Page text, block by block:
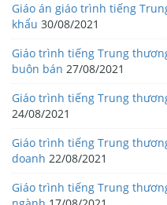
Giáo án giáo trình tiếng
khẩu 30/08/2021
Giáo trình tiếng Trung
buôn bán 27/08/2021
Giáo trình tiếng Trung
24/08/2021
Giáo trình tiếng Trung
doanh 22/08/2021
Giáo trình tiếng Trung